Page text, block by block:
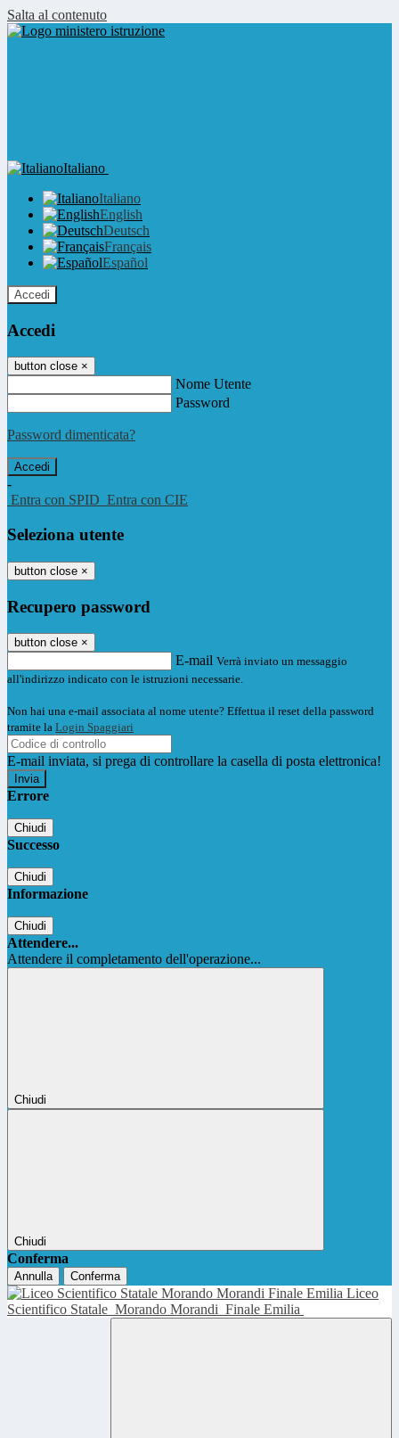
Salta al contenuto
Italiano
Italiano
English
Deutsch
Français
Español
Accedi
Accedi
button close ×
Nome Utente
Password
Password dimenticata?
-
Entra con SPID Entra con CIE
Seleziona utente
button close ×
Recupero password
button close ×
E-mail Verrà inviato un messaggio
all'indirizzo indicato con le istruzioni necessarie.
Non hai una e-mail associata al nome utente? Effettua il reset della password
tramite la Login Spaggiari
E-mail inviata, si prega di controllare la casella di posta elettronica!
Errore
Chiudi
Successo
Chiudi
Informazione
Chiudi
Attendere...
Attendere il completamento dell'operazione...
Chiudi
Chiudi
Conferma
Annulla Conferma
Liceo
Scientifico Statale Morando Morandi Finale Emilia